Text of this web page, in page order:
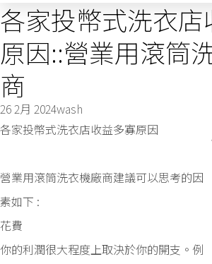
各家投幣式洗衣
原因::營業用滾筒
商
26 2月 2024wash
各家投幣式洗衣店收益多寡原因
營業用滾筒洗衣機廠商建議可以思考的因
素如下 :
花費
你的利潤很大程度上取決於你的開支。例